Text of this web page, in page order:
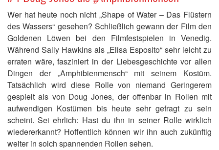
Wer hat heute noch nicht „Shape of Water – Das Flüstern
des Wassers“ gesehen? Schließlich gewann der Film den
Goldenen Löwen bei den Filmfestspielen in Venedig.
Während Sally Hawkins als „Elisa Esposito“ sehr leicht zu
erraten wäre, fasziniert in der Liebesgeschichte vor allen
Dingen der „Amphibienmensch“ mit seinem Kostüm.
Tatsächlich wird diese Rolle von niemand Geringerem
gespielt als von Doug Jones, der offenbar in Rollen mit
aufwendigen Kostümen bis heute sehr gefragt zu sein
scheint. Sei ehrlich: Hast du ihn in seiner Rolle wirklich
wiedererkannt? Hoffentlich können wir ihn auch zukünftig
weiter in solch spannenden Rollen sehen.